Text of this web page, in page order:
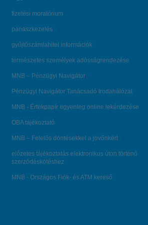
fizetési moratórium
panaszkezelés
gyűjtőszámlahitel információk
természetes személyek adósságrendezése
MNB – Pénzügyi Navigátor
Pénzügyi Navigátor Tanácsadó Irodahálózat
MNB - Értékpapír egyenleg online lekérdezése
OBA tájékoztató
MNB – Felelős döntésekkel a jövőnkért
előzetes tájékoztatás elektronikus úton történő
szerződéskötéshez
MNB - Országos Fiók- és ATM kereső